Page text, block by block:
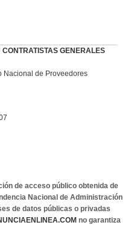
GENERALES
Nacional de Proveedores
de acceso público obtenida de
Nacional de Administración
de datos públicas o privadas
no garantiza